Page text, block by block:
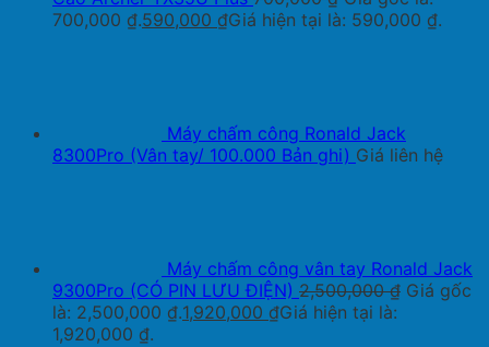
700,000 ₫.590,000 ₫Giá hiện tại là: 590,000 ₫.
Máy chấm công Ronald Jack
8300Pro (Vân tay/ 100.000 Bản ghi) Giá liên hệ
Máy chấm công vân tay Ronald Jack
9300Pro (CÓ PIN LƯU ĐIỆN) 2,500,000₫ Giá gốc
là: 2,500,000 ₫.1,920,000 ₫Giá hiện tại là:
1,920,000 ₫.